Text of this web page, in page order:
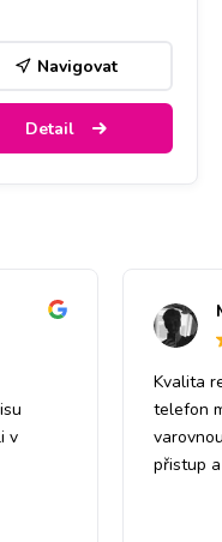
Navigovat
Detail
v
Kvalita
telefon
přistup